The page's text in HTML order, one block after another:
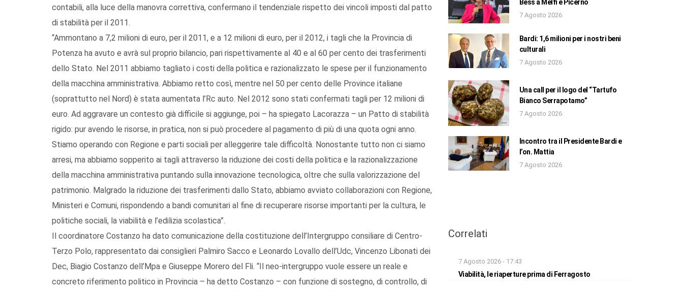
contabili, alla luce della manovra correttiva, confermano il tendenziale rispetto dei vincoli imposti dal patto
di stabilità per il 2011.
“Ammontano a 7,2 milioni di euro, per il 2011, e a 12 milioni di euro, per il 2012, i tagli che la Provincia di
Potenza ha avuto e avrà sul proprio bilancio, pari rispettivamente al 40 e al 60 per cento dei trasferimenti
dello Stato. Nel 2011 abbiamo tagliato i costi della politica e razionalizzato le spese per il funzionamento
della macchina amministrativa. Abbiamo retto così, mentre nel 50 per cento delle Province italiane
(soprattutto nel Nord) è stata aumentata l’Rc auto. Nel 2012 sono stati confermati tagli per 12 milioni di
euro. Ad aggravare un contesto già difficile si aggiunge, poi – ha spiegato Lacorazza – un Patto di stabilità
rigido: pur avendo le risorse, in pratica, non si può procedere al pagamento di più di una quota ogni anno.
Stiamo operando con Regione e parti sociali per alleggerire tale difficoltà. Nonostante tutto non ci siamo
arresi, ma abbiamo sopperito ai tagli attraverso la riduzione dei costi della politica e la razionalizzazione
della macchina amministrativa puntando sulla innovazione tecnologica, oltre che sulla valorizzazione del
patrimonio. Malgrado la riduzione dei trasferimenti dallo Stato, abbiamo avviato collaborazioni con Regione,
Ministeri e Comuni, rispondendo a bandi comunitari al fine di recuperare risorse importanti per la cultura, le
politiche sociali, la viabilità e l’edilizia scolastica”.
Il coordinatore Costanzo ha dato comunicazione della costituzione dell’Intergruppo consiliare di Centro-
Terzo Polo, rappresentato dai consiglieri Palmiro Sacco e Leonardo Lovallo dell’Udc, Vincenzo Libonati dei
Dec, Biagio Costanzo dell’Mpa e Giuseppe Morero del Fli. “Il neo-intergruppo vuole essere un reale e
concreto riferimento politico in Provincia – ha detto Costanzo – con funzione di sostegno, di controllo, di
Bess a Melfi e Picerno
7 Agosto 2026
Bardi: 1,6 milioni per i nostri beni
culturali
7 Agosto 2026
Una call per il logo del “Tartufo
Bianco Serrapotamo”
7 Agosto 2026
Incontro tra il Presidente Bardi e
l’on. Mattia
7 Agosto 2026
Correlati
7 Agosto 2026 - 17:43
Viabilità, le riaperture prima di Ferragosto